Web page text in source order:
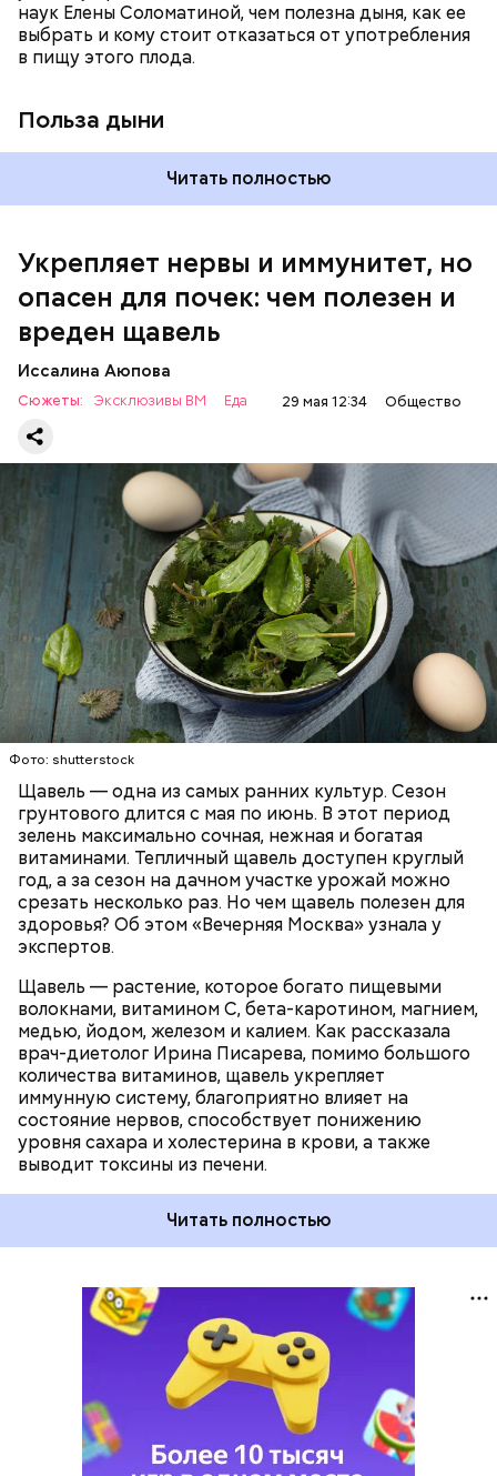
наук Елены Соломатиной, чем полезна дыня, как ее
выбрать и кому стоит отказаться от употребления
в пищу этого плода.
Польза дыни
Читать полностью
Укрепляет нервы и иммунитет, но
опасен для почек: чем полезен и
вреден щавель
Иссалина Аюпова
Сюжеты: Эксклюзивы ВМ Еда 29 мая 12:34 Общество
Фото: shutterstock
Щавель — одна из самых ранних культур. Сезон
грунтового длится с мая по июнь. В этот период
зелень максимально сочная, нежная и богатая
витаминами. Тепличный щавель доступен круглый
год, а за сезон на дачном участке урожай можно
срезать несколько раз. Но чем щавель полезен для
здоровья? Об этом «Вечерняя Москва» узнала у
экспертов.
Щавель — растение, которое богато пищевыми
волокнами, витамином С, бета-каротином, магнием,
медью, йодом, железом и калием. Как рассказала
врач-диетолог Ирина Писарева, помимо большого
количества витаминов, щавель укрепляет
иммунную систему, благоприятно влияет на
состояние нервов, способствует понижению
уровня сахара и холестерина в крови, а также
выводит токсины из печени.
Опасность же щавеля состоит в том, что он
содержит большое количество щавелевой кислоты,
которая может способствовать образованию
— Если человек уже болеет мочекаменной
болезнью, щавель ему не рекомендуется. При
артрите, гастрите, холецистите, синдроме
раздраженного кишечника, язвах и панкреатите
продукт тоже лучше исключить из рациона, —
предупредила врач. — Он может привести к
повышению кислотности желудка и раздражать
слизистые оболочки.
По мнению специалиста, здоровому человеку
достаточно включать щавель в рацион несколько
раз в месяц. В небольших количествах в свежем
Читать полностью
ЗДОРОВЬЕ ВРАЧИ
РАСТЕНИЯ
ПРОДУКТЫ